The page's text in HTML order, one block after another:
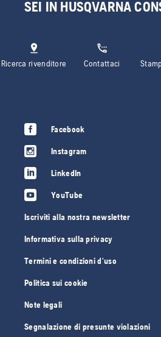
SEI IN HUSQVARNA
Ricerca rivenditore Contattaci
Facebook
Instagram
LinkedIn
YouTube
Iscriviti alla nostra newsletter
Informativa sulla privacy
Termini e condizioni d'uso
Politica sui cookie
Note legali
Segnalazione di presunte violazioni